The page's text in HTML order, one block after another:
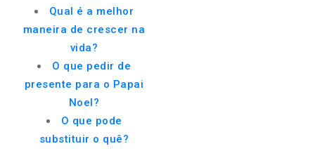
Qual é a melhor
maneira de crescer na
vida?
O que pedir de
presente para o Papai
Noel?
O que pode
substituir o quê?